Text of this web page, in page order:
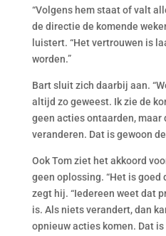
“Volgens hem staat of valt
de directie de komende
luistert. “Het vertrouwen is
worden.”
Bart sluit zich daarbij aan.
altijd zo geweest. Ik zie de
geen acties ontaarden, maar
veranderen. Dat is gewoon
Ook Tom ziet het akkoord
geen oplossing. “Het is goed
zegt hij. “Iedereen weet dat
is. Als niets verandert, dan
opnieuw acties komen. Dat